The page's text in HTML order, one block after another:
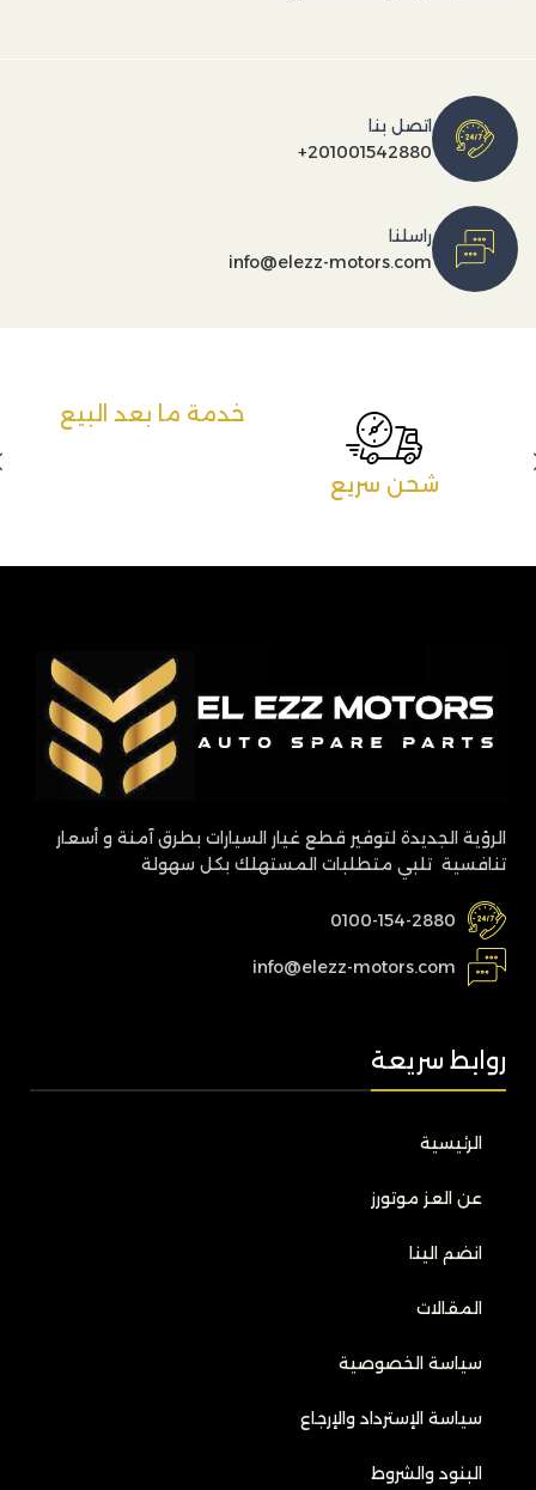
اتصل بنا
+201001542880
راسلنا
info@elezz-motors.com
شحن سريع
خدمة ما بعد البيع
الرؤية الجديدة لتوفير قطع غيار السيارات بطرق آمنة و أسعار
تنافسية تلبي متطلبات المستهلك بكل سهولة
0100-154-2880
info@elezz-motors.com
روابط سريعة
الرئيسية
عن العز موتورز
انضم الينا
المقالات
سياسة الخصوصية
سياسة الإسترداد والإرجاع
البنود والشروط